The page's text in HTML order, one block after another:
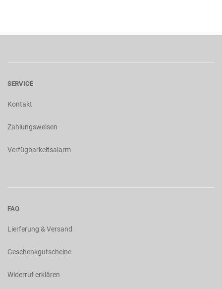
SERVICE
Kontakt
Zahlungsweisen
Verfügbarkeitsalarm
FAQ
Lierferung & Versand
Geschenkgutscheine
Widerruf erklären